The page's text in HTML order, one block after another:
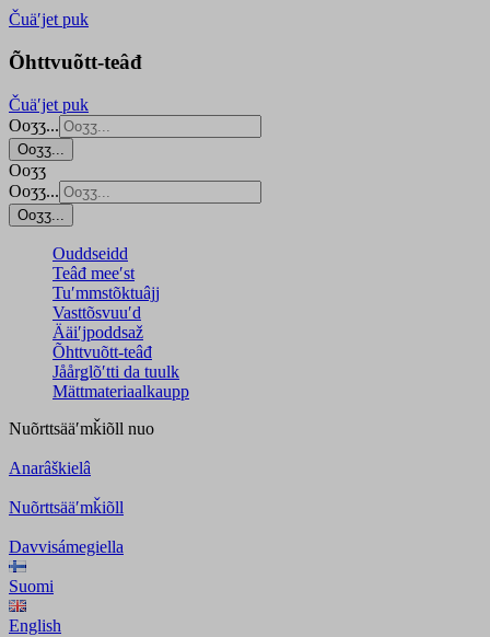
Čuäʹjet puk
Õhttvuõtt-teâđ
Čuäʹjet puk
Ooʒʒ...
Ooʒʒ...
Ooʒʒ
Ooʒʒ...
Ooʒʒ...
Ouddseidd
Teâđ meeʹst
Tuʹmmstõktuâjj
Vasttõsvuuʹd
Ääiʹjpoddsaž
Õhttvuõtt-teâđ
Jåårǥlõʹtti da tuulk
Mättmateriaalkaupp
Nuõrttsääʹmǩiõll nuo
Anarâškielâ
Nuõrttsääʹmǩiõll
Davvisámegiella
Suomi
English